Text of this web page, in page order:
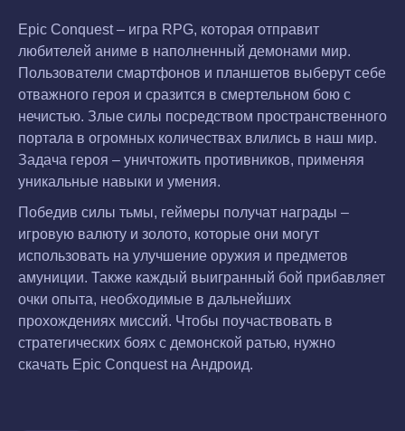
Epic Conquest – игра RPG, которая отправит
любителей аниме в наполненный демонами мир.
Пользователи смартфонов и планшетов выберут себе
отважного героя и сразится в смертельном бою с
нечистью. Злые силы посредством пространственного
портала в огромных количествах влились в наш мир.
Задача героя – уничтожить противников, применяя
уникальные навыки и умения.
Победив силы тьмы, геймеры получат награды –
игровую валюту и золото, которые они могут
использовать на улучшение оружия и предметов
амуниции. Также каждый выигранный бой прибавляет
очки опыта, необходимые в дальнейших
прохождениях миссий. Чтобы поучаствовать в
стратегических боях с демонской ратью, нужно
скачать Epic Conquest на Андроид.